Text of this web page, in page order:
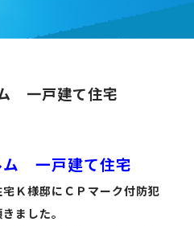
一戸建て住宅
一戸建て住宅
Ｋ様邸にＣＰマーク付防犯
ました。